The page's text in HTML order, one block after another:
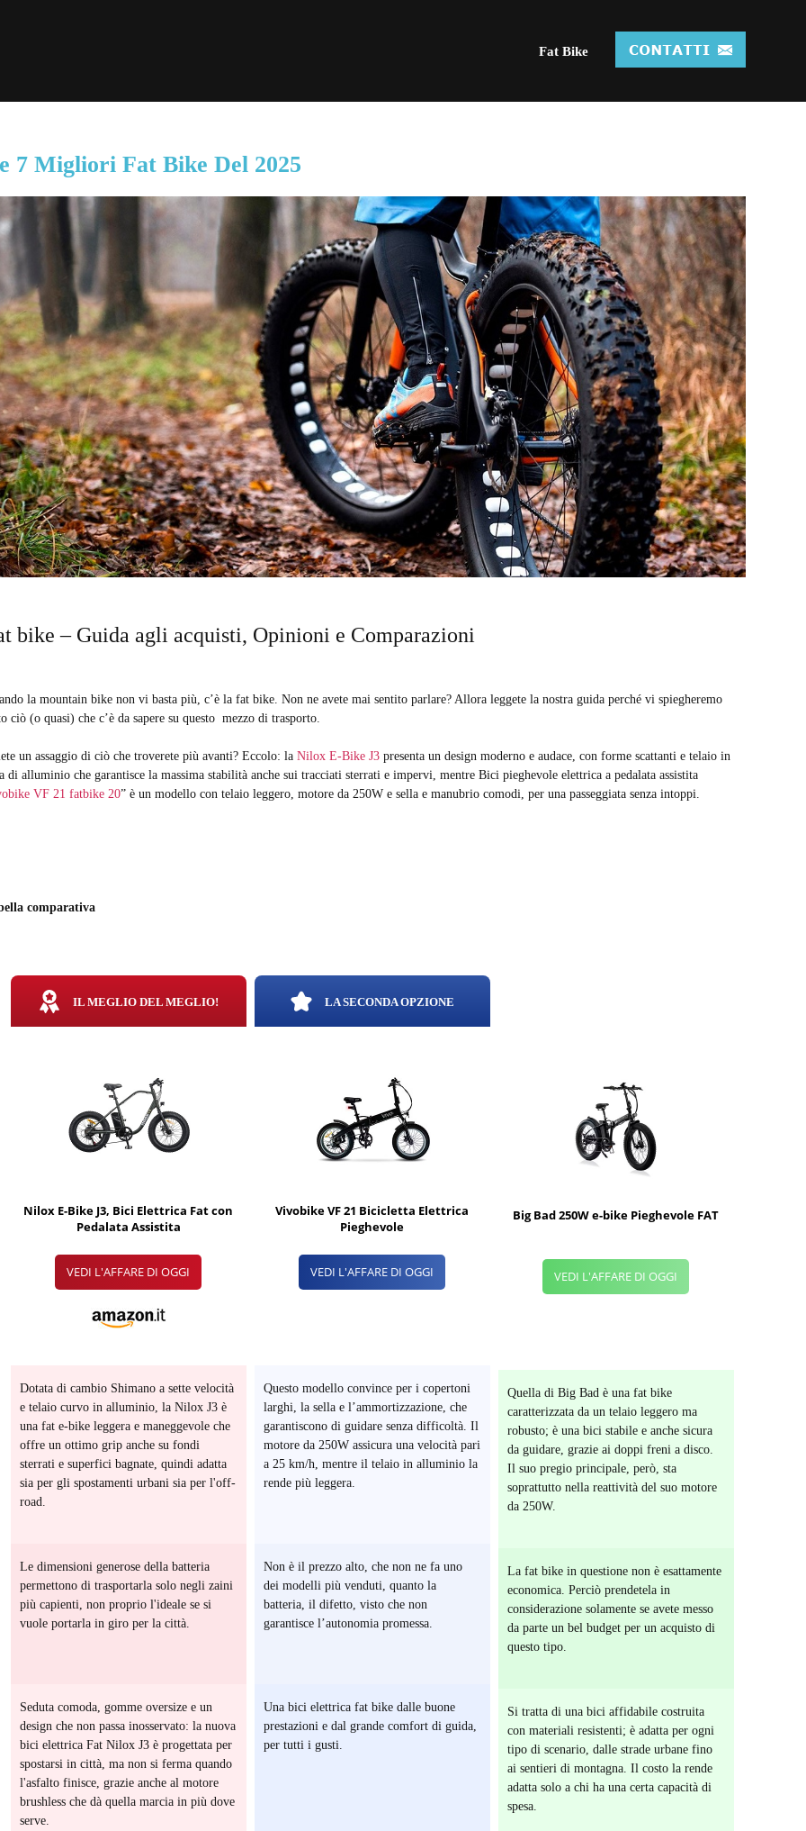
Fat Bike
7 Migliori Fat Bike Del 2025
bike – Guida agli acquisti, Opinioni e Comparazioni
la mountain bike non vi basta più, c’è la fat bike. Non ne avete mai sentito parlare? Allora leggete la nostra guida perché vi spiegheremo
ciò (o quasi) che c’è da sapere su questo mezzo di trasporto.
un assaggio di ciò che troverete più avanti? Eccolo: la Nilox E-Bike J3 presenta un design moderno e audace, con forme scattanti e telaio in
di alluminio che garantisce la massima stabilità anche sui tracciati sterrati e impervi, mentre Bici pieghevole elettrica a pedalata assistita
VF 21 fatbike 20” è un modello con telaio leggero, motore da 250W e sella e manubrio comodi, per una passeggiata senza intoppi.
comparativa
IL MEGLIO DEL MEGLIO!
Nilox E-Bike J3, Bici Elettrica Fat con
Pedalata Assistita
VEDI L'AFFARE DI OGGI
Dotata di cambio Shimano a sette velocità
e telaio curvo in alluminio, la Nilox J3 è
una fat e-bike leggera e maneggevole che
offre un ottimo grip anche su fondi
sterrati e superfici bagnate, quindi adatta
sia per gli spostamenti urbani sia per l'off-
road.
Le dimensioni generose della batteria
permettono di trasportarla solo negli zaini
più capienti, non proprio l'ideale se si
vuole portarla in giro per la città.
Seduta comoda, gomme oversize e un
design che non passa inosservato: la nuova
bici elettrica Fat Nilox J3 è progettata per
spostarsi in città, ma non si ferma quando
l'asfalto finisce, grazie anche al motore
brushless che dà quella marcia in più dove
serve.
LA SECONDA OPZIONE
Vivobike VF 21 Bicicletta Elettrica
Pieghevole
VEDI L'AFFARE DI OGGI
Questo modello convince per i copertoni
larghi, la sella e l’ammortizzazione, che
garantiscono di guidare senza difficoltà. Il
motore da 250W assicura una velocità pari
a 25 km/h, mentre il telaio in alluminio la
rende più leggera.
Non è il prezzo alto, che non ne fa uno
dei modelli più venduti, quanto la
batteria, il difetto, visto che non
garantisce l’autonomia promessa.
Una bici elettrica fat bike dalle buone
prestazioni e dal grande comfort di guida,
per tutti i gusti.
Big Bad 250W e-bike Pieghevole FAT
VEDI L'AFFARE DI OGGI
Quella di Big Bad è una fat bike
caratterizzata da un telaio leggero ma
robusto; è una bici stabile e anche sicura
da guidare, grazie ai doppi freni a disco.
Il suo pregio principale, però, sta
soprattutto nella reattività del suo motore
da 250W.
La fat bike in questione non è esattamente
economica. Perciò prendetela in
considerazione solamente se avete messo
da parte un bel budget per un acquisto di
questo tipo.
Si tratta di una bici affidabile costruita
con materiali resistenti; è adatta per ogni
tipo di scenario, dalle strade urbane fino
ai sentieri di montagna. Il costo la rende
adatta solo a chi ha una certa capacità di
spesa.